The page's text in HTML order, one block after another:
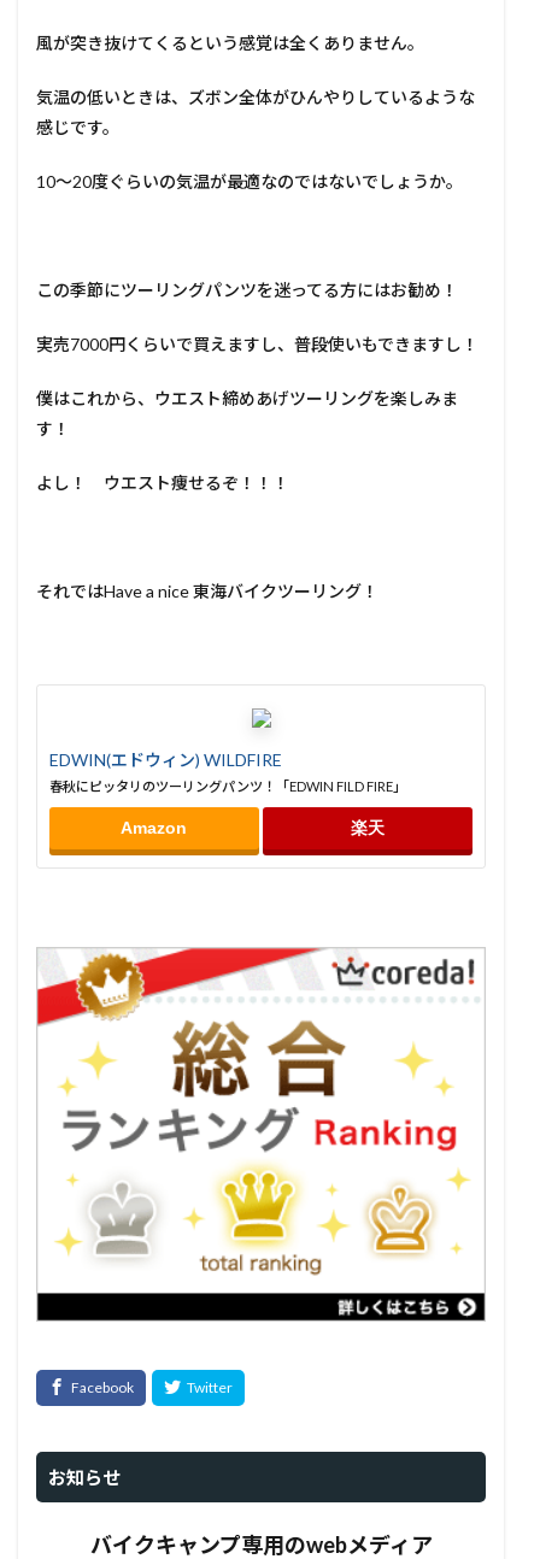
風が突き抜けてくるという感覚は全くありません。
気温の低いときは、ズボン全体がひんやりしているような
感じです。
10〜20度ぐらいの気温が最適なのではないでしょうか。
この季節にツーリングパンツを迷ってる方にはお勧め！
実売7000円くらいで買えますし、普段使いもできますし！
僕はこれから、ウエスト締めあげツーリングを楽しみま
す！
よし！ ウエスト痩せるぞ！！！
それではHave a nice 東海バイクツーリング！
EDWIN(エドウィン) WILDFIRE
春秋にピッタリのツーリングパンツ！「EDWIN FILD FIRE」
Amazon 楽天
お知らせ
バイクキャンプ専用のwebメディア